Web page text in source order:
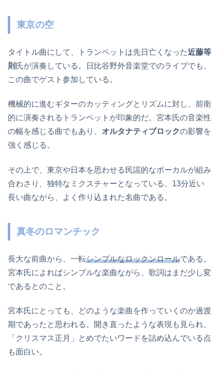
東京の空
タイトル曲にして、トランペットは先日亡くなった近藤等
則 氏が演奏している。日比谷野外音楽堂でのライブでも、
この曲でゲスト参加している。
機械的に進むギターのカッティングとリズムに対し、前衛
的に演奏されるトランペットが印象的だ。宮本氏の音楽性
の幅を感じる曲でもあり、 オルタナティブロックの影響を
強く感じる。
その上で、東京や日本を思わせる民謡的なボーカルが組み
合わさり、独特なミクスチャーとなっている。13分近い
長い曲ながら、よく作り込まれた名曲である。
真冬のロマンチック
長大な前曲から、一転シンプルなロックンロールである。
宮本氏によればシンプルな楽曲ながら、歌詞はまだ少し変
であるとのこと。
宮本氏にとっても、どのような楽曲を作っていくのか過渡
期であったと思われる。開き直ったような表現も見られ、
「クリスマス正月」とめでたいワードを詰め込んでいる点
も面白い。